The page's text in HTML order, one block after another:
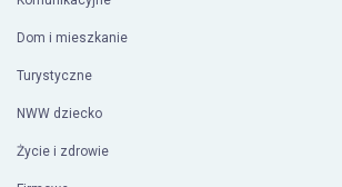
Dom i mieszkanie
Turystyczne
NWW dziecko
Życie i zdrowie